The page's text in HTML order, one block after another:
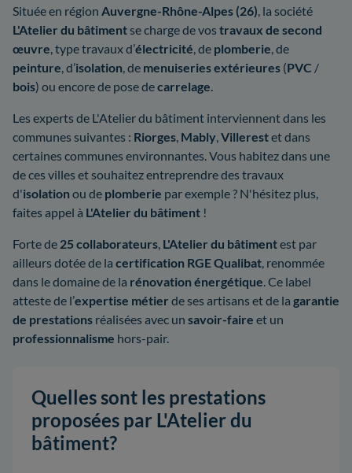
Située en région Auvergne-Rhône-Alpes (26), la société
L'Atelier du bâtimentse charge de vos travaux de second
œuvre, type travaux d’électricité, de plomberie, de
peinture, d’isolation, de menuiseries extérieures (PVC /
bois) ou encore de pose decarrelage.
Les experts de L'Atelier du bâtiment interviennent dans les
communes suivantes : Riorges, Mably,Villerestet dans
certaines communes environnantes. Vous habitez dans une
de ces villes et souhaitez entreprendre des travaux
d'isolation ou de plomberie par exemple ? N'hésitez plus,
faites appel à L'Atelier du bâtiment !
Forte de 25 collaborateurs, L'Atelier du bâtimentest par
ailleurs dotée de la certification RGE Qualibat, renommée
dans le domaine de la rénovation énergétique. Ce label
atteste de l’expertise métier de ses artisans et de la garantie
de prestations réalisées avec un savoir-faire et un
professionnalisme hors-pair.
Quelles sont les prestations
proposées par L'Atelier du
bâtiment?